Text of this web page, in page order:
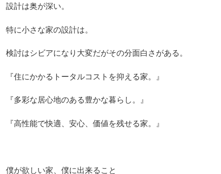
設計は奥が深い。
特に小さな家の設計は。
検討はシビアになり大変だがその分面白さがある。
『住にかかるトータルコストを抑える家。』
『多彩な居心地のある豊かな暮らし。』
『高性能で快適、安心、価値を残せる家。』
僕が欲しい家、僕に出来ること